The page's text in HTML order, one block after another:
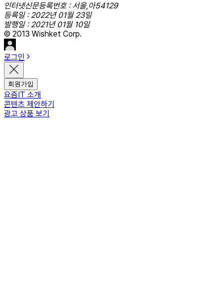
인터넷신문등록번호 : 서울,아54129
등록일 : 2022년 01월 23일
발행일 : 2021년 01월 10일
© 2013 Wishket Corp.
로그인
회원가입
요즘IT 소개
콘텐츠 제안하기
광고 상품 보기